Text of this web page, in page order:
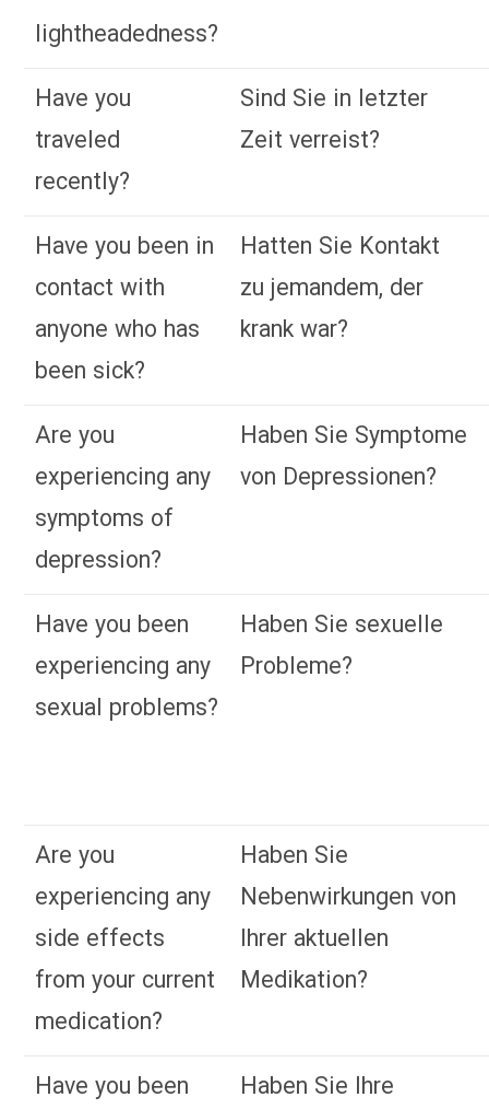
lightheadedness?
Have you
traveled
recently?
Sind Sie in letzter
Zeit verreist?
Have you been in
contact with
anyone who has
been sick?
Hatten Sie Kontakt
zu jemandem, der
krank war?
Are you
experiencing any
symptoms of
depression?
Haben Sie Symptome
von Depressionen?
Have you been
experiencing any
sexual problems?
Haben Sie sexuelle
Probleme?
Are you
experiencing any
side effects
from your current
medication?
Haben Sie
Nebenwirkungen von
Ihrer aktuellen
Medikation?
Have you been
Haben Sie Ihre